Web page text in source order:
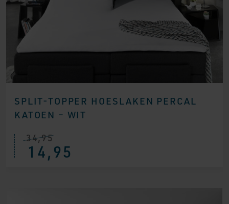
SPLIT-TOPPER HOESLAKEN PERCAL
KATOEN – WIT
34,95
14,95